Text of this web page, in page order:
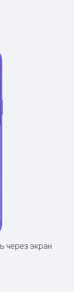
через экран